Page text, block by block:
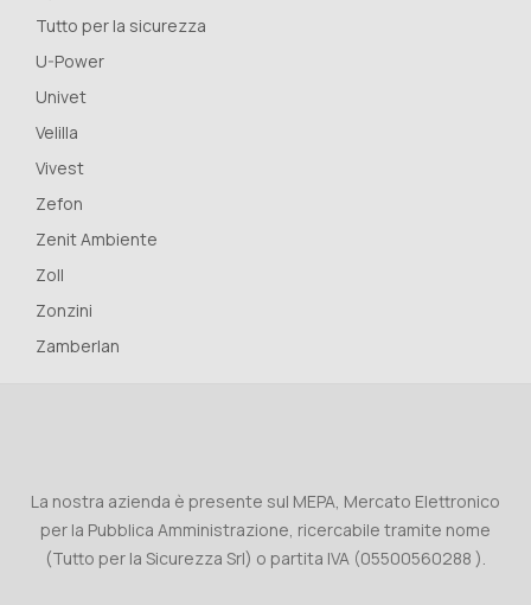
Tutto per la sicurezza
U-Power
Univet
Velilla
Vivest
Zefon
Zenit Ambiente
Zoll
Zonzini
Zamberlan
La nostra azienda è presente sul MEPA, Mercato Elettronico
per la Pubblica Amministrazione, ricercabile tramite nome
(Tutto per la Sicurezza Srl) o partita IVA (05500560288 ).